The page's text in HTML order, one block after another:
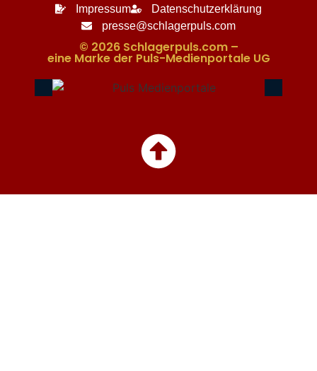
Impressum
Datenschutzerklärung
presse@schlagerpuls.com
© 2026 Schlagerpuls.com –
eine Marke der Puls-Medienportale UG​